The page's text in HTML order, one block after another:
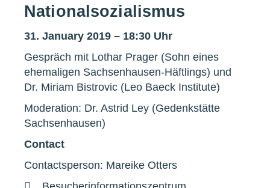
Nationalsozialismus
31. January 2019 – 18:30 Uhr
Gespräch mit Lothar Prager (Sohn eines
ehemaligen Sachsenhausen-Häftlings) und
Dr. Miriam Bistrovic (Leo Baeck Institute)
Moderation: Dr. Astrid Ley (Gedenkstätte
Sachsenhausen)
Contact
Contactsperson: Mareike Otters